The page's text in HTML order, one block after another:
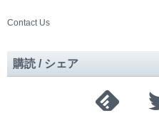
Contact Us
購読 / シェア